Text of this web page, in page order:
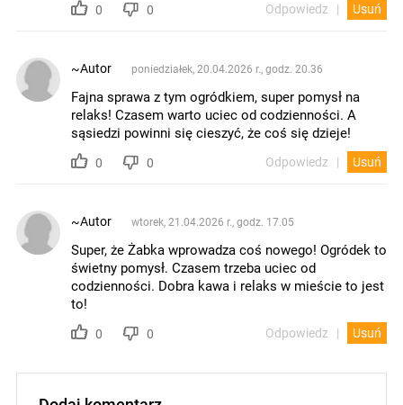
0 0 Odpowiedz Usuń
~Autor poniedziałek, 20.04.2026 r., godz. 20.36
Fajna sprawa z tym ogródkiem, super pomysł na
relaks! Czasem warto uciec od codzienności. A
sąsiedzi powinni się cieszyć, że coś się dzieje!
0 0 Odpowiedz Usuń
~Autor wtorek, 21.04.2026 r., godz. 17.05
Super, że Żabka wprowadza coś nowego! Ogródek to
świetny pomysł. Czasem trzeba uciec od
codzienności. Dobra kawa i relaks w mieście to jest
to!
0 0 Odpowiedz Usuń